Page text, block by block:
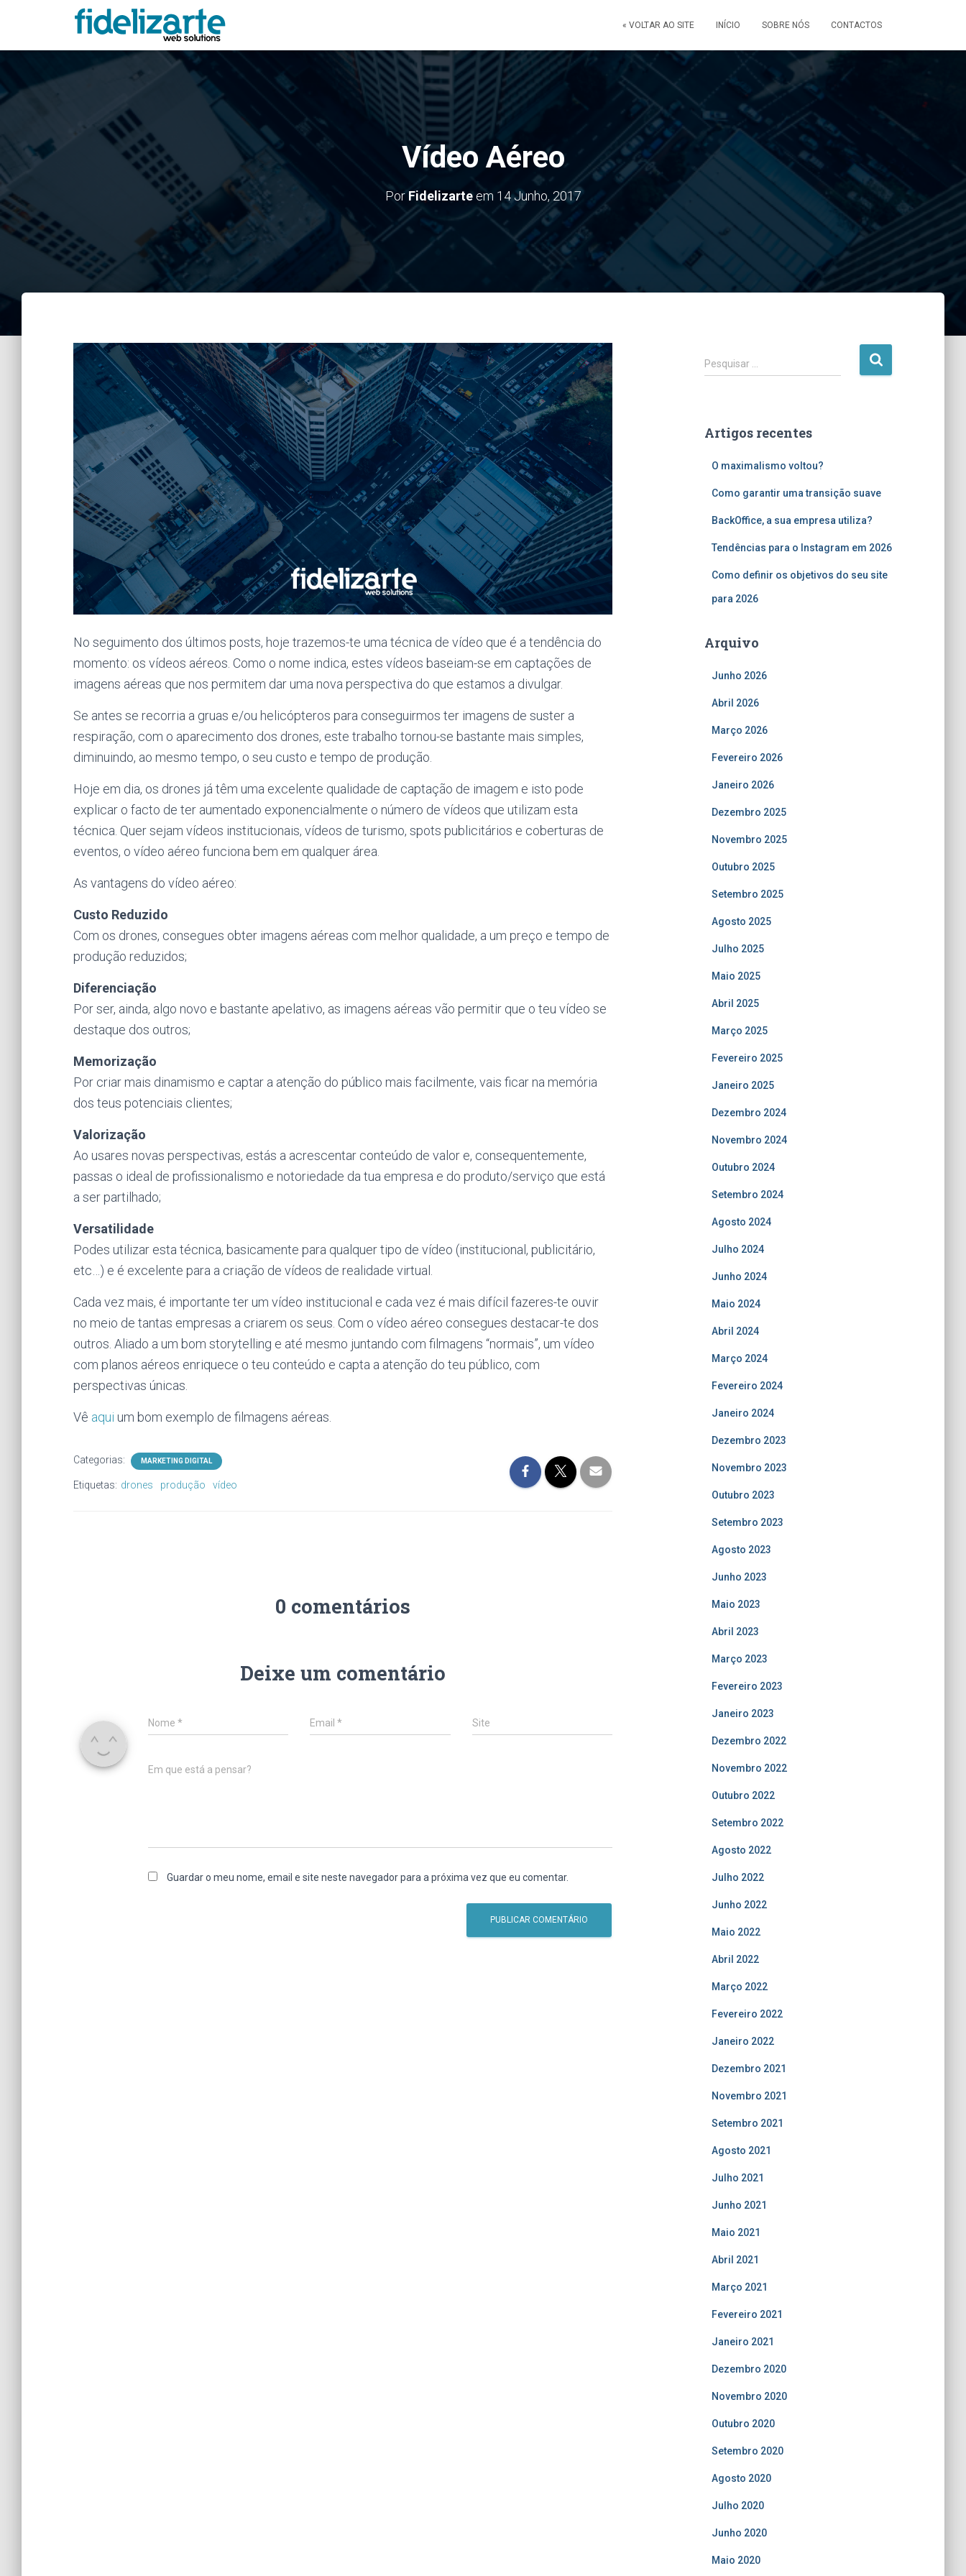
« VOLTAR AO SITE INÍCIO SOBRE NÓS CONTACTOS
Vídeo Aéreo
PorFidelizarteem 14 Junho, 2017
No seguimento dos últimos posts, hoje trazemos-te uma técnica de vídeo que é a tendência do
momento: os vídeos aéreos. Como o nome indica, estes vídeos baseiam-se em captações de
imagens aéreas que nos permitem dar uma nova perspectiva do que estamos a divulgar.
Se antes se recorria a gruas e/ou helicópteros para conseguirmos ter imagens de suster a
respiração, com o aparecimento dos drones, este trabalho tornou-se bastante mais simples,
diminuindo, ao mesmo tempo, o seu custo e tempo de produção.
Hoje em dia, os drones já têm uma excelente qualidade de captação de imagem e isto pode
explicar o facto de ter aumentado exponencialmente o número de vídeos que utilizam esta
técnica. Quer sejam vídeos institucionais, vídeos de turismo, spots publicitários e coberturas de
eventos, o vídeo aéreo funciona bem em qualquer área.
As vantagens do vídeo aéreo:
Custo Reduzido
Com os drones, consegues obter imagens aéreas com melhor qualidade, a um preço e tempo de
produção reduzidos;
Diferenciação
Por ser, ainda, algo novo e bastante apelativo, as imagens aéreas vão permitir que o teu vídeo se
destaque dos outros;
Memorização
Por criar mais dinamismo e captar a atenção do público mais facilmente, vais ficar na memória
dos teus potenciais clientes;
Valorização
Ao usares novas perspectivas, estás a acrescentar conteúdo de valor e, consequentemente,
passas o ideal de profissionalismo e notoriedade da tua empresa e do produto/serviço que está
a ser partilhado;
Versatilidade
Podes utilizar esta técnica, basicamente para qualquer tipo de vídeo (institucional, publicitário,
etc…) e é excelente para a criação de vídeos de realidade virtual.
Cada vez mais, é importante ter um vídeo institucional e cada vez é mais difícil fazeres-te ouvir
no meio de tantas empresas a criarem os seus. Com o vídeo aéreo consegues destacar-te dos
outros. Aliado a um bom storytelling e até mesmo juntando com filmagens “normais”, um vídeo
com planos aéreos enriquece o teu conteúdo e capta a atenção do teu público, com
perspectivas únicas.
Vê aqui um bom exemplo de filmagens aéreas.
Categorias: MARKETING DIGITAL
Etiquetas: drones produção vídeo
0 comentários
Deixe um comentário
Nome * Email* Site
Em que está a pensar?
Guardar o meu nome, email e site neste navegador para a próxima vez que eu comentar.
P
e
i
Pesquisar …
Artigos recentes
O maximalismo voltou?
Como garantir uma transição suave
BackOffice, a sua empresa utiliza?
Tendências para o Instagram em 2026
Como definir os objetivos do seu site
para 2026
Arquivo
Junho 2026
Abril 2026
Março 2026
Fevereiro 2026
Janeiro 2026
Dezembro 2025
Novembro 2025
Outubro 2025
Setembro 2025
Agosto 2025
Julho 2025
Maio 2025
Abril 2025
Março 2025
Fevereiro 2025
Janeiro 2025
Dezembro 2024
Novembro 2024
Outubro 2024
Setembro 2024
Agosto 2024
Julho 2024
Junho 2024
Maio 2024
Abril 2024
Março 2024
Fevereiro 2024
Janeiro 2024
Dezembro 2023
Novembro 2023
Outubro 2023
Setembro 2023
Agosto 2023
Junho 2023
Maio 2023
Abril 2023
Março 2023
Fevereiro 2023
Janeiro 2023
Dezembro 2022
Novembro 2022
Outubro 2022
Setembro 2022
Agosto 2022
Julho 2022
Junho 2022
Maio 2022
Abril 2022
Março 2022
Fevereiro 2022
Janeiro 2022
Dezembro 2021
Novembro 2021
Setembro 2021
Agosto 2021
Julho 2021
Junho 2021
Maio 2021
Abril 2021
Março 2021
Fevereiro 2021
Janeiro 2021
Dezembro 2020
Novembro 2020
Outubro 2020
Setembro 2020
Agosto 2020
Julho 2020
Junho 2020
Maio 2020